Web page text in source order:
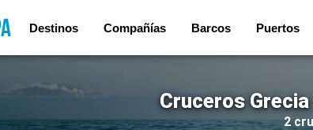
Destinos Compañías Barcos Puertos
Cruceros
2